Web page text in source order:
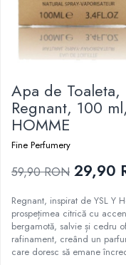
Epilare
Igiena Intima
Absorbante
Absorbante Zilnice
Lotiuni si Geluri Intime
Scutece pentru Adulti
Servetele Intime
Igiena Orala
Apa de Gura
Pasta de Dinti
Periuta de Dinti
Ingrijire Buze
Solutii Curatare Mobila
Solutii Curatare
Solutii Curatare
Solutii Intretinere
Universale
Carlige Rufe
Decoratiuni interior
Hartie Igienica
Lavete si Bureti
Manusi Menaj
Rezerva Mop, Faras,
Apa de Toaleta,
Regnant, 100
HOMME
Fine Perfumery
59,90 RON 29,90
Regnant, inspirat de YSL Y
prospețimea citrică cu
bergamotă, salvie și cedru
rafinament, creând un
care doresc să emane